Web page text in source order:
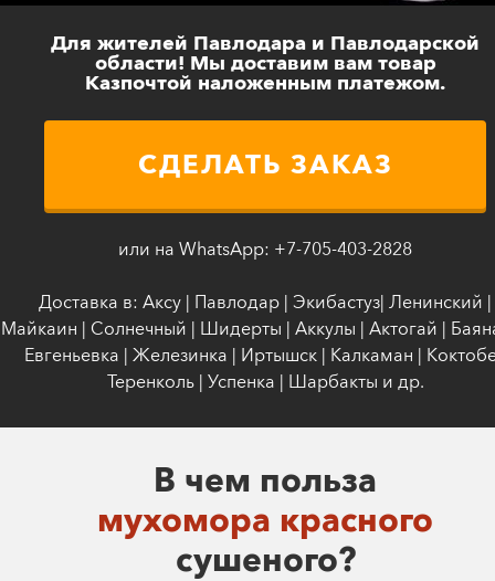
Для жителей Павлодара и Павлодарской
области! Мы доставим вам товар
Казпочтой наложенным платежом.
СДЕЛАТЬ ЗАКАЗ
или на WhatsApp: +7-705-403-2828
Доставка в: Аксу | Павлодар | Экибастуз| Ленинский |
Майкаин | Солнечный | Шидерты | Аккулы | Актогай |
Евгеньевка | Железинка | Иртышск | Калкаман |
Теренколь | Успенка | Шарбакты и др.
В чем польза
мухомора красного
сушеного?